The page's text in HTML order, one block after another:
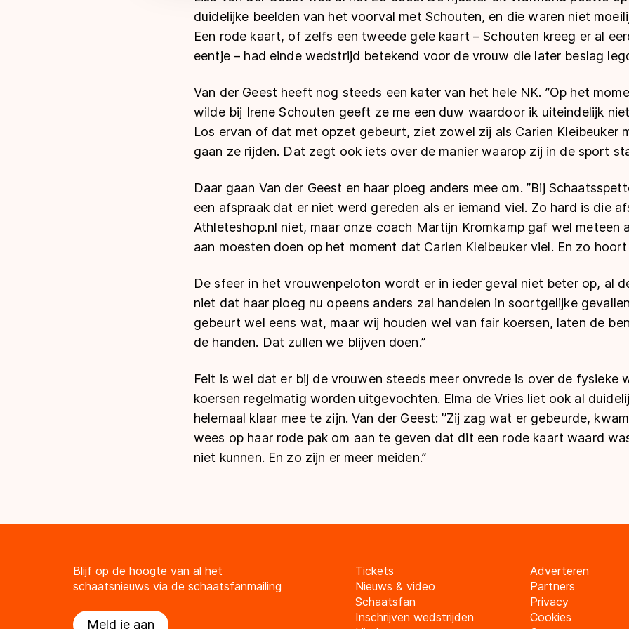
duidelijke beelden van het voorval met Schouten, en die waren niet
Een rode kaart, of zelfs een tweede gele kaart – Schouten kreeg er al
eentje – had einde wedstrijd betekend voor de vrouw die later beslag
Van der Geest heeft nog steeds een kater van het hele NK. ’’Op het
wilde bij Irene Schouten geeft ze me een duw waardoor ik uiteindelijk
Los ervan of dat met opzet gebeurt, ziet zowel zij als Carien Kleibeuker
gaan ze rijden. Dat zegt ook iets over de manier waarop zij in de sport
Daar gaan Van der Geest en haar ploeg anders mee om. ’’Bij
een afspraak dat er niet werd gereden als er iemand viel. Zo hard is die
Athleteshop.nl niet, maar onze coach Martijn Kromkamp gaf wel meteen
aan moesten doen op het moment dat Carien Kleibeuker viel. En zo hoort
De sfeer in het vrouwenpeloton wordt er in ieder geval niet beter op, al
niet dat haar ploeg nu opeens anders zal handelen in soortgelijke
gebeurt wel eens wat, maar wij houden wel van fair koersen, laten de
de handen. Dat zullen we blijven doen.’’
Feit is wel dat er bij de vrouwen steeds meer onvrede is over de fysieke
koersen regelmatig worden uitgevochten. Elma de Vries liet ook al
helemaal klaar mee te zijn. Van der Geest: ’’Zij zag wat er gebeurde,
wees op haar rode pak om aan te geven dat dit een rode kaart waard
niet kunnen. En zo zijn er meer meiden.’’
Blijf op de hoogte van al het
schaatsnieuws via de schaatsfanmailing
Meld je aan
Tickets
Nieuws & video
Schaatsfan
Inschrijven wedstrijden
Adverteren
Partners
Privacy
Cookies